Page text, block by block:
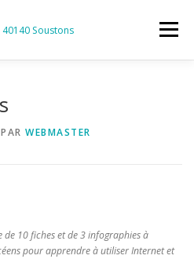
Menu
PAR WEBMASTER
10 fiches et de 3 infographies à
pour apprendre à utiliser Internet et